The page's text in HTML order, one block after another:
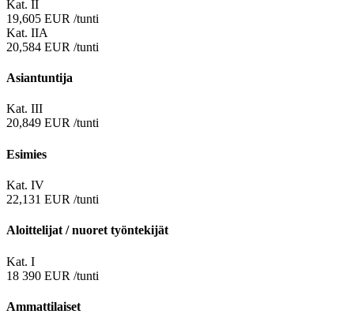
Kat. II
19,605 EUR /tunti
Kat. IIA
20,584 EUR /tunti
Asiantuntija
Kat. III
20,849 EUR /tunti
Esimies
Kat. IV
22,131 EUR /tunti
Aloittelijat / nuoret työntekijät
Kat. I
18 390 EUR /tunti
Ammattilaiset